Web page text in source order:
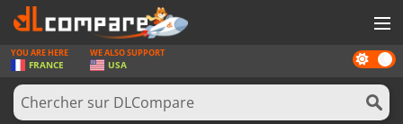
JEUX
CARTES PRÉPAYÉES
Dark
mode
YOU ARE HERE
FRANCE
WE ALSO SUPPORT
USA